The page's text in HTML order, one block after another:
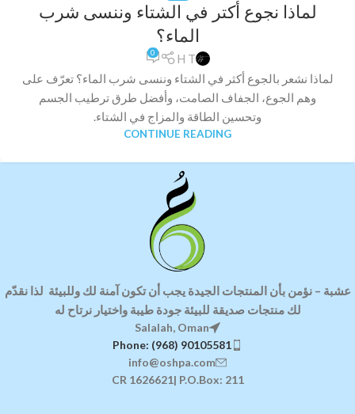
لماذا نجوع أكتر في الشتاء وننسى شرب
الماء؟
H T
0
لماذا نشعر بالجوع أكثر في الشتاء وننسى شرب الماء؟ تعرّف على
وهم الجوع، الجفاف الصامت، وأفضل طرق ترطيب الجسم
وتحسين الطاقة والمزاج في الشتاء.
CONTINUE READING
عشبة –نؤمن بأن المنتجات الجيدة يجب أن تكون آمنة لك وللبيئة لذا نقدّم
لك منتجات صديقة للبيئةجودة طيبة واختيار نرتاح له
Salalah, Oman
Phone: (968) 90105581
info@oshpa.com
CR 1626621| P.O.Box: 211